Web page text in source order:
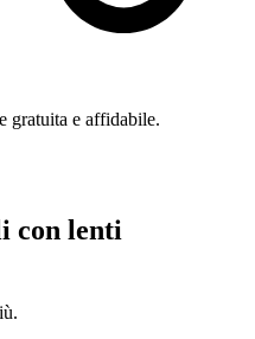
gratuita e affidabile.
con lenti